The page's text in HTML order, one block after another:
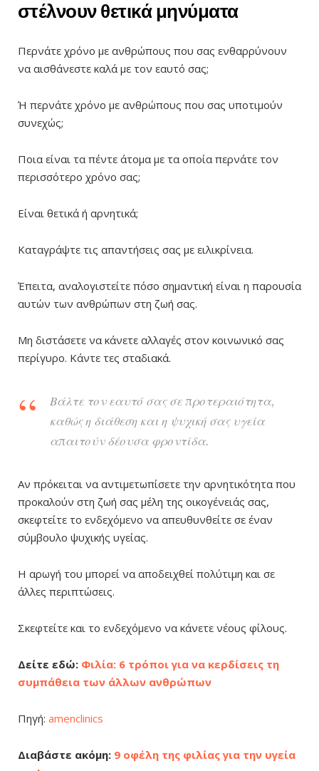
στέλνουν θετικά μηνύματα
Περνάτε χρόνο με ανθρώπους που σας ενθαρρύνουν
να αισθάνεστε καλά με τον εαυτό σας;
Ή περνάτε χρόνο με ανθρώπους που σας υποτιμούν
συνεχώς;
Ποια είναι τα πέντε άτομα με τα οποία περνάτε τον
περισσότερο χρόνο σας;
Είναι θετικά ή αρνητικά;
Καταγράψτε τις απαντήσεις σας με ειλικρίνεια.
Έπειτα, αναλογιστείτε πόσο σημαντική είναι η παρουσία
αυτών των ανθρώπων στη ζωή σας.
Μη διστάσετε να κάνετε αλλαγές στον κοινωνικό σας
περίγυρο. Κάντε τες σταδιακά.
Βάλτε τον εαυτό σας σε προτεραιότητα,
καθώς η διάθεση και η ψυχική σας υγεία
απαιτούν δέουσα φροντίδα.
Αν πρόκειται να αντιμετωπίσετε την αρνητικότητα που
προκαλούν στη ζωή σας μέλη της οικογένειάς σας,
σκεφτείτε το ενδεχόμενο να απευθυνθείτε σε έναν
σύμβουλο ψυχικής υγείας.
Η αρωγή του μπορεί να αποδειχθεί πολύτιμη και σε
άλλες περιπτώσεις.
Σκεφτείτε και το ενδεχόμενο να κάνετε νέους φίλους.
Δείτε εδώ: Φιλία: 6 τρόποι για να κερδίσεις τη
συμπάθεια των άλλων ανθρώπων
Πηγή: amenclinics
Διαβάστε ακόμη: 9 οφέλη της φιλίας για την υγεία